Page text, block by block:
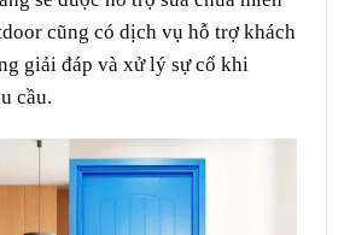
cũng có dịch vụ hỗ trợ khách
giải đáp và xử lý sự cố khi
cầu.